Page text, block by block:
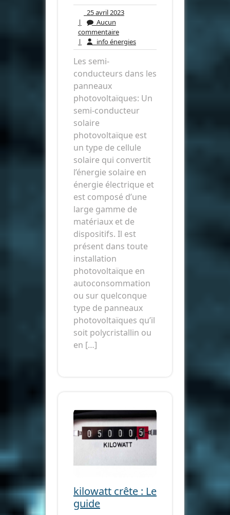
25 avril 202325
|
Aucun
commentaireAucun
commentaire
| info énergiesinfo
énergies
Les semi-
conducteurs dans les
panneaux
photovoltaïques: Un
semi-conducteur
solaire
photovoltaïque est
un type de cellule
solaire qui convertit
l’énergie solaire en
énergie électrique et
est composé d’une
large gamme de
matériaux et de
dispositifs. Il est
présent dans toute
installation
photovoltaïque en
autoconsommation
ou sur quelconque
type de panneaux
photovoltaïques qu’il
soit polycristallin ou
en […]
kilowatt crête : Le
guide